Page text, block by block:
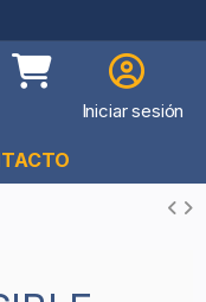
Iniciar sesión